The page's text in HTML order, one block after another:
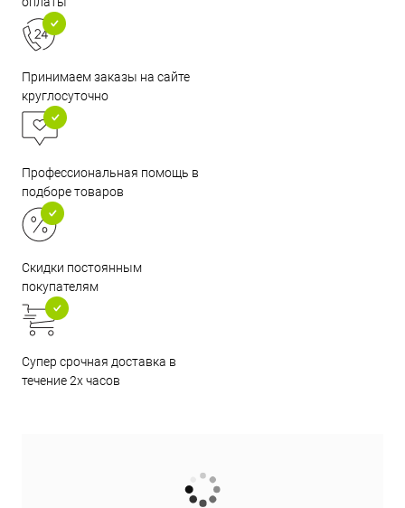
Принимаем заказы на сайте
круглосуточно
Профессиональная помощь в
подборе товаров
Скидки постоянным
покупателям
Супер срочная доставка в
течение 2х часов